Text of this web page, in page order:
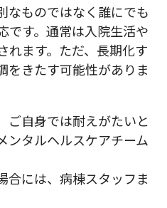
なものではなく誰にでも
です。通常は入院生活や
れます。ただ、長期化す
をきたす可能性がありま
ご自身では耐えがたいと
ンタルヘルスケアチーム
合には、病棟スタッフま